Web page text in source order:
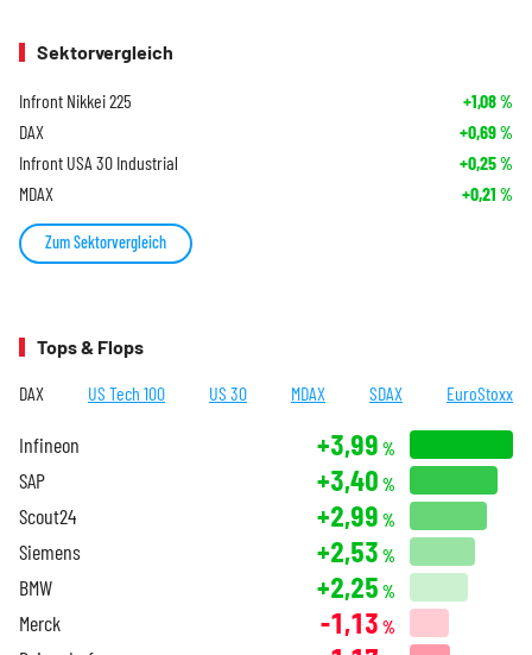
Sektorvergleich
Infront Nikkei 225 +1,08%
DAX +0,69%
Infront USA 30 Industrial +0,25%
MDAX +0,21 %
Zum Sektorvergleich
Tops & Flops
DAX US Tech 100 US 30 MDAX SDAX EuroStoxx
Infineon +3,99 %
SAP +3,40 %
Scout24 +2,99 %
Siemens +2,53 %
BMW +2,25 %
Merck -1,13 %